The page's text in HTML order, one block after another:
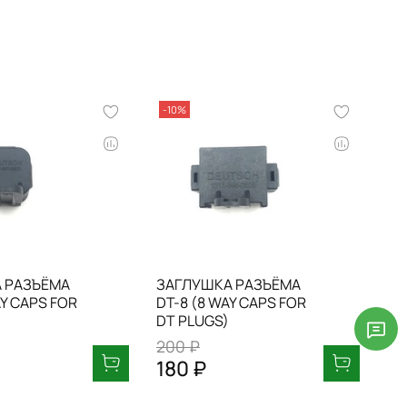
CAPS FOR
-10%
ЗАГЛУШКА РАЗЪЁМА
DT-8 (8 WAY CAPS FOR
DT PLUGS)
200 ₽
180 ₽